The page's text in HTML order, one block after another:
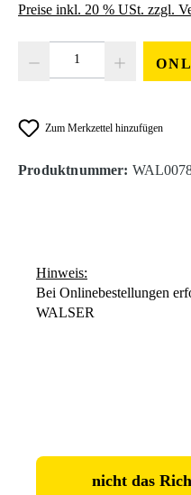
Preise inkl. 20 % USt. zzgl.
Zum Merkzettel hinzufügen
Produktnummer:
Hinweis:
Bei Onlinebestellungen
WALSER
nicht das